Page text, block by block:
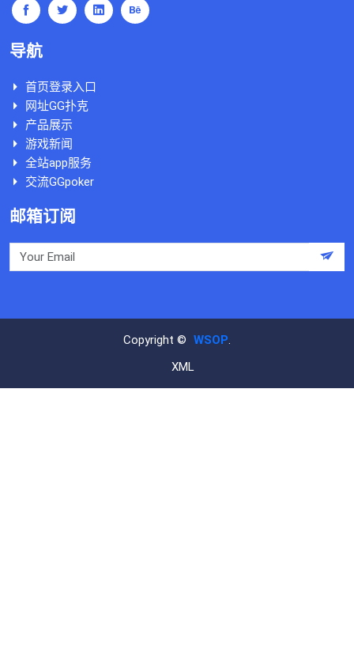
导航
首页登录入口
网址GG扑克
产品展示
游戏新闻
全站app服务
交流GGpoker
邮箱订阅
Copyright © WSOP.
XML